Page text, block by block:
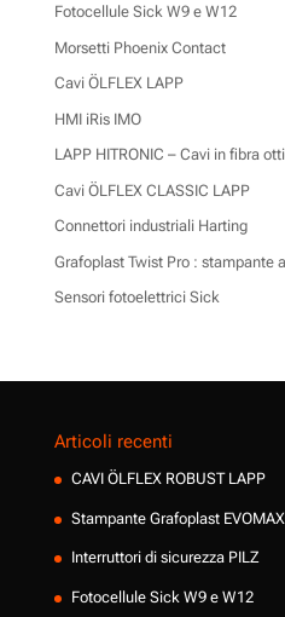
Fotocellule Sick W9 e W12
Morsetti Phoenix Contact
Cavi ÖLFLEX LAPP
HMI iRis IMO
LAPP HITRONIC – Cavi in fibra
Cavi ÖLFLEX CLASSIC LAPP
Connettori industriali Harting
Grafoplast Twist Pro : stampante
Sensori fotoelettrici Sick
Articoli recenti
CAVI ÖLFLEX ROBUST LAPP
Stampante Grafoplast
Interruttori di sicurezza PILZ
Fotocellule Sick W9 e W12